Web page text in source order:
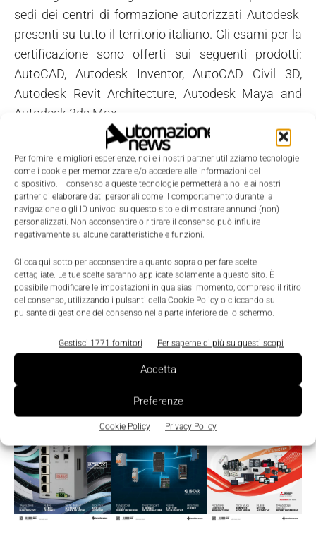
Per fornire le migliori esperienze, noi e i nostri partner utilizziamo tecnologie
come i cookie per memorizzare e/o accedere alle informazioni del
dispositivo. Il consenso a queste tecnologie permetterà a noi e ai nostri
partner di elaborare dati personali come il comportamento durante la
navigazione o gli ID univoci su questo sito e di mostrare annunci (non)
personalizzati. Non acconsentire o ritirare il consenso può influire
negativamente su alcune caratteristiche e funzioni.
Clicca qui sotto per acconsentire a quanto sopra o per fare scelte
dettagliate. Le tue scelte saranno applicate solamente a questo sito. È
possibile modificare le impostazioni in qualsiasi momento, compreso il ritiro
del consenso, utilizzando i pulsanti della Cookie Policy o cliccando sul
pulsante di gestione del consenso nella parte inferiore dello schermo.
Gestisci 1771 fornitori Per saperne di più su questi scopi
Accetta
Preferenze
Cookie Policy Privacy Policy
LEGGI LA RIVISTA ⇢
sedi dei centri di formazione autorizzati Autodesk
presenti su tutto il territorio italiano. Gli esami per la
certificazione sono offerti sui seguenti prodotti:
AutoCAD, Autodesk Inventor, AutoCAD Civil 3D,
Autodesk Revit Architecture, Autodesk Maya and
Autodesk 3ds Max.